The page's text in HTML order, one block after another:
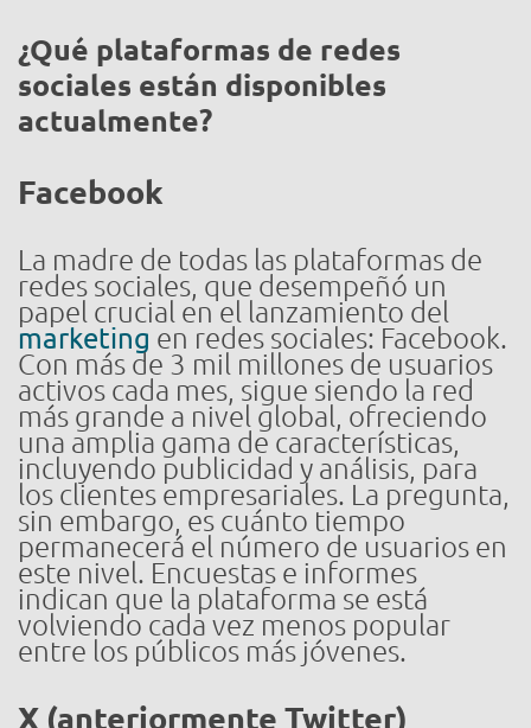
¿Qué plataformas de redes
sociales están disponibles
actualmente?
Facebook
La madre de todas las plataformas de
redes sociales, que desempeñó un
papel crucial en el lanzamiento del
marketing en redes sociales: Facebook.
Con más de 3 mil millones de usuarios
activos cada mes, sigue siendo la red
más grande a nivel global, ofreciendo
una amplia gama de características,
incluyendo publicidad y análisis, para
los clientes empresariales. La pregunta,
sin embargo, es cuánto tiempo
permanecerá el número de usuarios en
este nivel. Encuestas e informes
indican que la plataforma se está
volviendo cada vez menos popular
entre los públicos más jóvenes.
X (anteriormente Twitter)